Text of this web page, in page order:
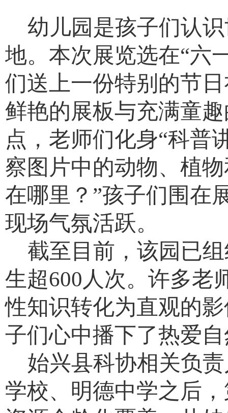
幼儿园是孩子们认识
地。本次展览选在“六
们送上一份特别的节
鲜艳的展板与充满童
点，老师们化身“科普
察图片中的动物、植
在哪里？”孩子们围在
现场气氛活跃。
截至目前，该园已组
生超600人次。许多老
性知识转化为直观的
子们心中播下了热爱
始兴县科协相关负责
学校、明德中学之后